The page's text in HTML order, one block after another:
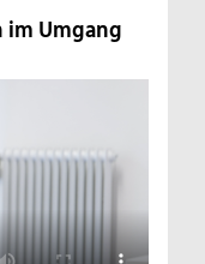
im Umgang